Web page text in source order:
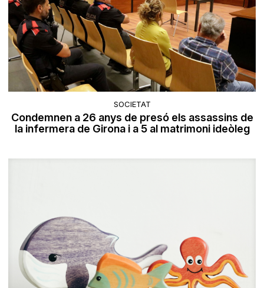
SOCIETAT
Condemnen a 26 anys de presó els assassins de
la infermera de Girona i a 5 al matrimoni ideòleg